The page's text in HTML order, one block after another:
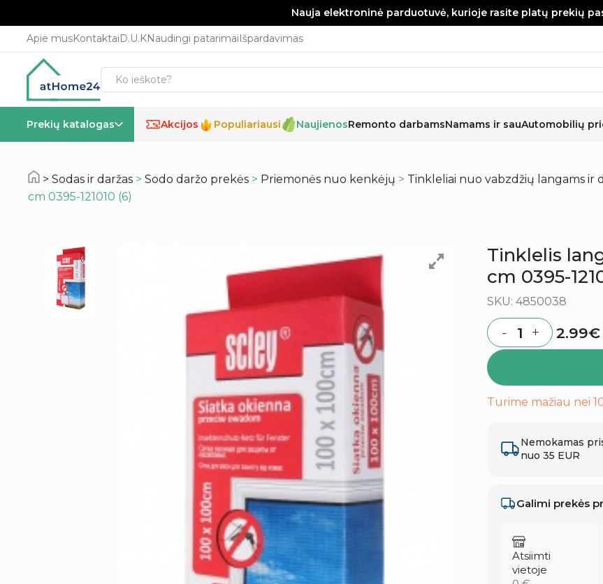
Nauja elektroninė parduotuvė, kurioje rasite platų prekių
Apie musKontaktaiD.U.KNaudingi patarimaiIšpardavimas
Prekių katalogas % Akcijos Populiariausi NaujienosRemonto darbamsNamams ir sauAutomobilių
Sodas ir daržas >Sodo daržo prekės > Priemonės nuo kenkėjų > Tinkleliai nuo vabzdžių langams ir
cm 0395-121010 (6)
Tinklelis
cm 0395-
SKU: 4850038
Quantity
- + 2.99€
Turime mažiau nei
Nemokamas
nuo 35 EUR
Galimi prekės
Atsiimti
vietoje